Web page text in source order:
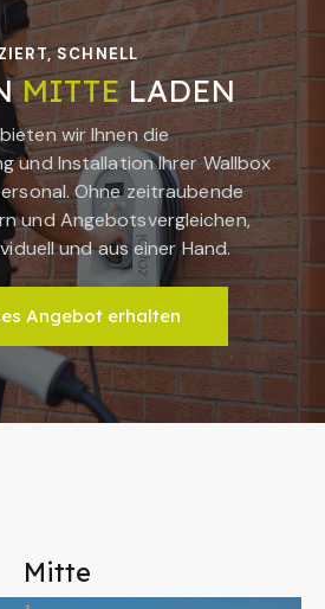
SCHNELL
MITTELADEN
wir Ihnen die
und Installation Ihrer Wallbox
Ohne zeitraubende
und Angebotsvergleichen,
und aus einer Hand.
Angebot erhalten
Mitte